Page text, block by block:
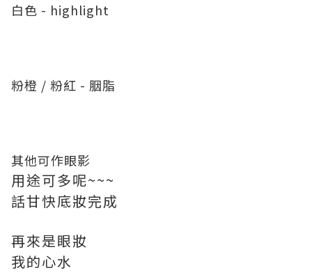
白色 - highlight
粉橙 / 粉紅 - 胭脂
其他可作眼影
用途可多呢~~~
話甘快底妝完成
再來是眼妝
我的心水